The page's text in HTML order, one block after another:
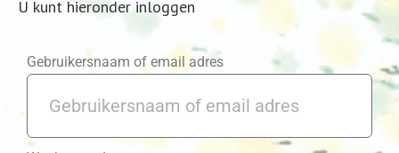
U kunt hieronder inloggen
Gebruikersnaam of email adres